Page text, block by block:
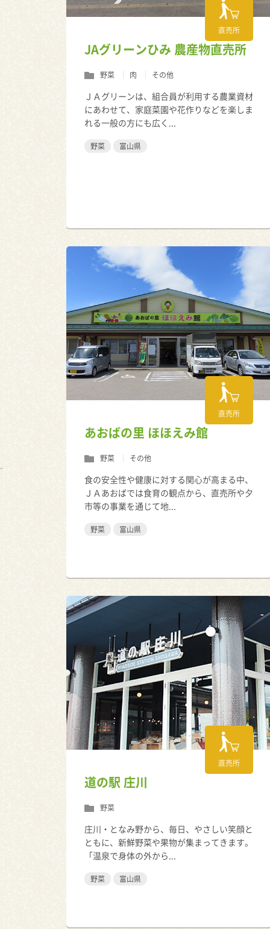
直売所
JAグリーンひみ 農産物直売所
野菜 肉 その他
ＪＡグリーンは、組合員が利用する農業資材
にあわせて、家庭菜園や花作りなどを楽しま
れる一般の方にも広く...
野菜 富山県
直売所
あおばの里 ほほえみ館
野菜 その他
食の安全性や健康に対する関心が高まる中、
ＪＡあおばでは食育の観点から、直売所や夕
市等の事業を通じて地...
野菜 富山県
直売所
道の駅 庄川
野菜
庄川・となみ野から、毎日、やさしい笑顔と
ともに、新鮮野菜や果物が集まってきます。
「温泉で身体の外から...
野菜 富山県